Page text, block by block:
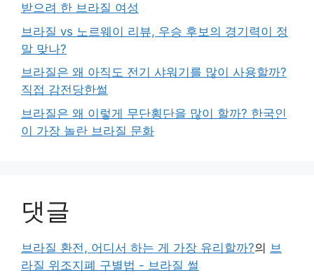
받으려 한 브라질 여성
브라질 vs 노르웨이 리뷰, 우승 후보의 경기력이 정
말 맞나?
브라질은 왜 아직도 전기 샤워기를 많이 사용할까?
직접 감전당한썰
브라질은 왜 이렇게 무단횡단을 많이 할까? 한국인
이 가장 놀란 브라질 문화
댓글
브라질 환전, 어디서 하는 게 가장 유리할까?의 브
라질 위조지폐 구별법 - 브라질 썰